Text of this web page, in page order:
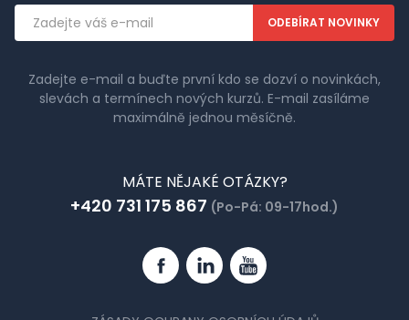
Emailová
adresa
Zadejte e-mail a buďte první kdo se dozví o novinkách,
slevách a termínech nových kurzů. E-mail zasíláme
maximálně jednou měsíčně.
MÁTE NĚJAKÉ OTÁZKY?
+420 731 175 867 (Po-Pá: 09-17hod.)
FacebookLinkedinYouTube